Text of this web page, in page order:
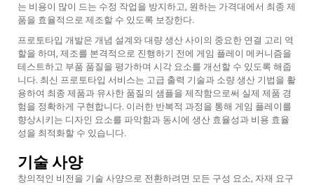
는 비용이 많이 드는 수정 작업을 방지하고, 원하는 가격대에서 최종 제
품을 효율적으로 제조할 수 있도록 보장한다.
프로토타입 개발은 개념 설계와 대량 생산 사이의 중요한 연결 고리 역
할을 하며, 제조를 본격적으로 진행하기 전에 게임 플레이 메커니즘을
테스트하고 부품 품질을 평가하며 시각 요소를 개선할 수 있도록 해줍
니다. 최신 프로토타입 서비스는 고급 출력 기술과 소량 생산 기법을 활
용하여 최종 제품과 유사한 품질의 샘플을 제작함으로써 실제 제품 경
험을 정확하게 구현합니다. 이러한 반복적 과정을 통해 게임 플레이를
향상시키는 디자인 요소를 파악함과 동시에 생산 효율성과 비용 효율
성을 최적화할 수 있습니다.
기술 사양
창의적인 비전을 기술 사양으로 전환하려면 모든 구성 요소, 자재 요구